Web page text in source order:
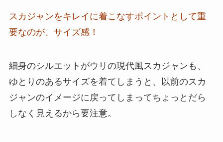
スカジャンをキレイに着こなすポイントとして重
要なのが、サイズ感！
細身のシルエットがウリの現代風スカジャンも、
ゆとりのあるサイズを着てしまうと、以前のスカ
ジャンのイメージに戻ってしまってちょっとだら
しなく見えるから要注意。